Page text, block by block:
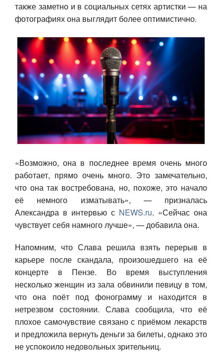
Спорт
также заметно и в социальных сетях артистки — на
фотографиях она выглядит более оптимистично.
«Возможно, она в последнее время очень много
работает, прямо очень много. Это замечательно,
что она так востребована, но, похоже, это начало
её немного изматывать», — призналась
Александра в интервью с NEWS.ru. «Сейчас она
чувствует себя намного лучше», — добавила она.
Напомним, что Слава решила взять перерыв в
карьере после скандала, произошедшего на её
концерте в Пензе. Во время выступления
несколько женщин из зала обвинили певицу в том,
что она поёт под фонограмму и находится в
нетрезвом состоянии. Слава сообщила, что её
плохое самочувствие связано с приёмом лекарств
и предложила вернуть деньги за билеты, однако это
не успокоило недовольных зрительниц.